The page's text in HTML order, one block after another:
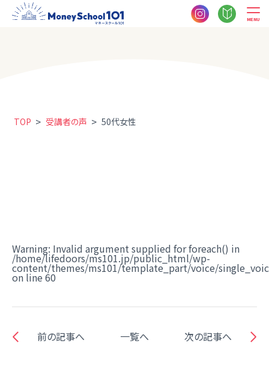
MENU
TOP > 受講者の声 > 50代女性
Warning: Invalid argument supplied for foreach() in
/home/lifedoors/ms101.jp/public_html/wp-
content/themes/ms101/template_part/voice/
on line 60
前の記事へ 一覧へ 次の記事へ